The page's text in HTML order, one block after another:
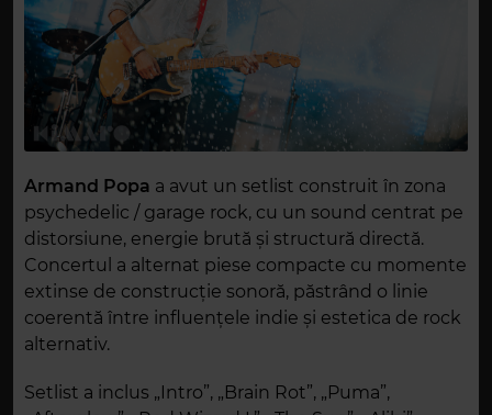
Armand Popa a avut un setlist construit în zona
psychedelic / garage rock, cu un sound centrat pe
distorsiune, energie brută și structură directă.
Concertul a alternat piese compacte cu momente
extinse de construcție sonoră, păstrând o linie
coerentă între influențele indie și estetica de rock
alternativ.
Setlist a inclus „Intro”, „Brain Rot”, „Puma”,